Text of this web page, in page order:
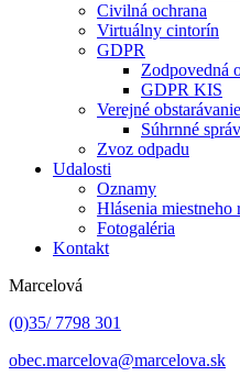
Civilná ochrana
Virtuálny cintorín
GDPR
Zodpovedná
GDPR KIS
Verejné obstarávanie
Súhrnné
Zvoz odpadu
Udalosti
Oznamy
Hlásenia miestneho
Fotogaléria
Kontakt
Marcelová
(0)35/ 7798 301
obec.marcelova@marcelova.sk